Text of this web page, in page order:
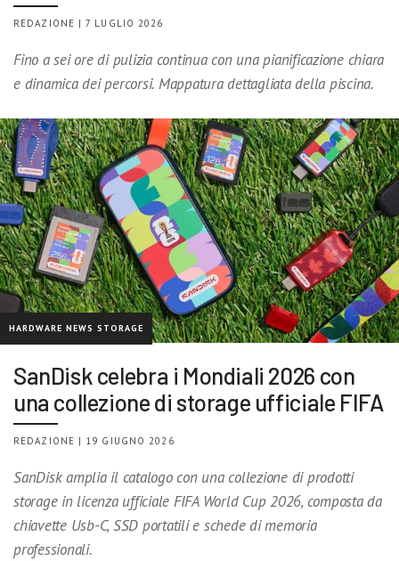
REDAZIONE | 7 LUGLIO 2026
Fino a sei ore di pulizia continua con una pianificazione chiara
e dinamica dei percorsi. Mappatura dettagliata della piscina.
HARDWARE NEWS STORAGE
SanDisk celebra i Mondiali 2026 con
una collezione di storage ufficiale FIFA
REDAZIONE | 19 GIUGNO 2026
SanDisk amplia il catalogo con una collezione di prodotti
storage in licenza ufficiale FIFA World Cup 2026, composta da
chiavette Usb-C, SSD portatili e schede di memoria
professionali.